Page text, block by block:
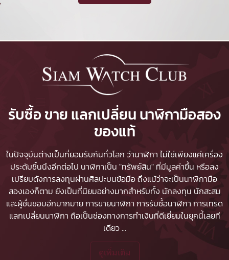
รับซื้อ ขาย แลกเปลี่ยน นาฬิกามือสอง
ของแท้
ในปัจจุบันต่างเป็นที่ยอมรับกันทั่วโลก ว่านาฬิกา ไม่ใช่เพียงแค่เครื่อง
ประดับชิ้นนึงอีกต่อไป นาฬิกาเป็น "ทรัพย์สิน" ที่มีมูลค่าขึ้น หรือลง
เปรียบดังการลงทุนผ่านศิลปะบนข้อมือ ถึงแม้ว่าจะเป็นนาฬิกามือ
สองเองก็ตาม ยังเป็นที่นิยมอย่างมากสำหรับทั้ง นักลงทุน นักสะสม
และผู้ชื่นชอบอีกมากมายการขายนาฬิกา การรับซื้อนาฬิกา การเทรด
แลกเปลี่ยนนาฬิกา ถือเป็นช่องทางการทำเงินที่ดีเยี่ยมในยุคนี้เลยที
เดียว...
ดูเพิ่มเติม